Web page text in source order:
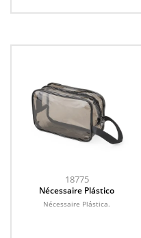
18775
Nécessaire Plástico
Nécessaire Plástica.